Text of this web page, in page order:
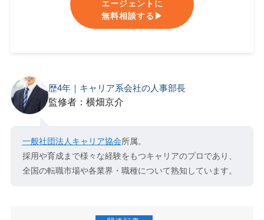
エージェントに
無料相談する▶︎
歴4年｜キャリア系会社の人事部長
監修者：横畑京介
一般社団法人キャリア協会所属。
採用や育成まで様々な経験をもつキャリアのプロであり、
全国の転職市場や各業界・職種について熟知しています。